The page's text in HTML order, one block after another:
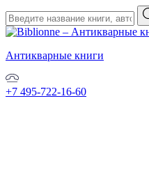
Антикварные книги
+7 495-722-16-60